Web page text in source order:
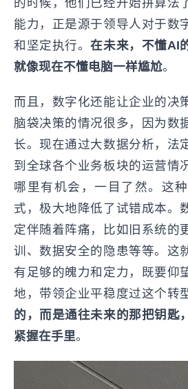
的时候，他们已经开始拼算法
能力，正是源于领导人对于数
和坚定执行。在未来，不懂AI
就像现在不懂电脑一样尴尬。
而且，数字化还能让企业的决
脑袋决策的情况很多，因为数
长。现在通过大数据分析，法
到全球各个业务板块的运营情
哪里有机会，一目了然。这
式，极大地降低了试错成本。
定伴随着阵痛，比如旧系统的
训、数据安全的隐患等等。这
有足够的魄力和定力，既要仰
地，带领企业平稳度过这个转
的，而是通往未来的那把钥匙
紧握在手里。